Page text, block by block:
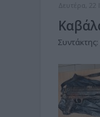
Δευτέρα, 22
Συντάκτης: